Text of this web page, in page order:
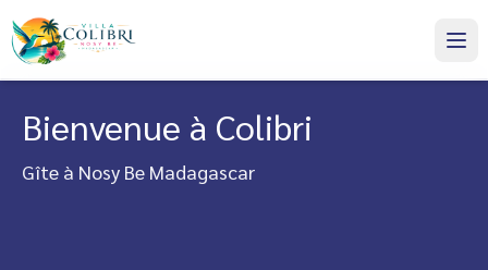
Bienvenue à Colibri
Gîte à Nosy Be Madagascar